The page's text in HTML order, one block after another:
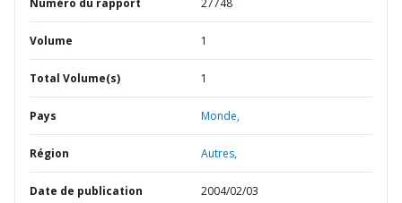
Numéro du rapport 27748
Volume 1
Total Volume(s) 1
Pays Monde,
Région Autres,
Date de publication 2004/02/03